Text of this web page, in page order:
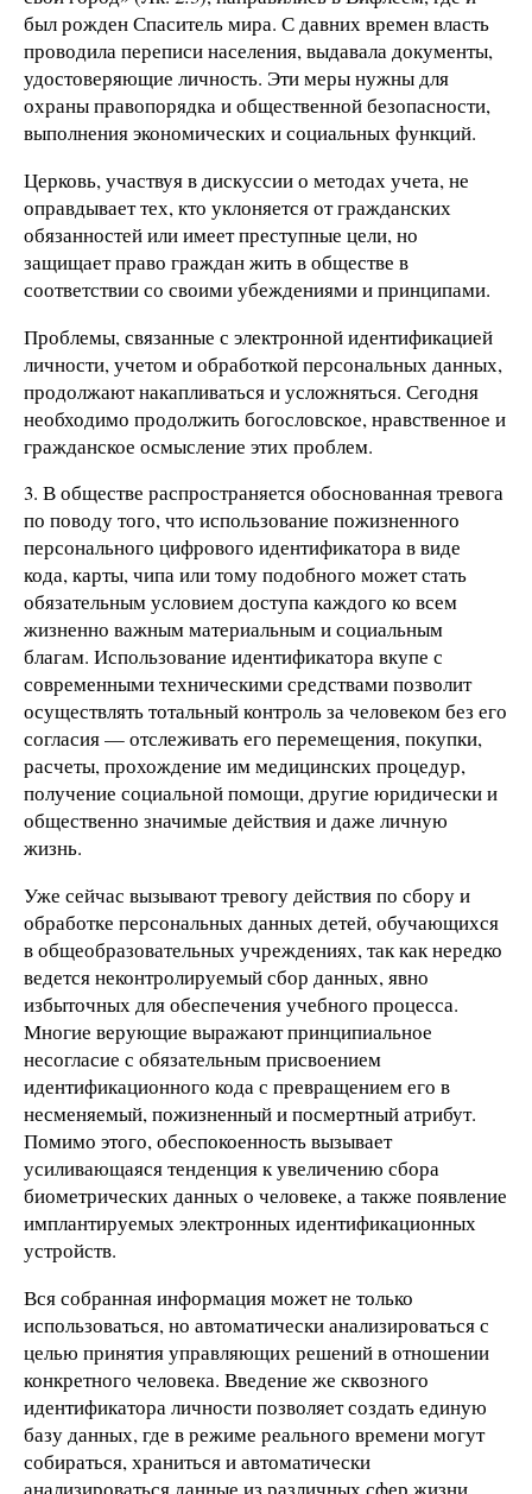
был рожден Спаситель мира. С давних времен власть
проводила переписи населения, выдавала документы,
удостоверяющие личность. Эти меры нужны для
охраны правопорядка и общественной безопасности,
выполнения экономических и социальных функций.
Церковь, участвуя в дискуссии о методах учета, не
оправдывает тех, кто уклоняется от гражданских
обязанностей или имеет преступные цели, но
защищает право граждан жить в обществе в
соответствии со своими убеждениями и принципами.
Проблемы, связанные с электронной идентификацией
личности, учетом и обработкой персональных данных,
продолжают накапливаться и усложняться. Сегодня
необходимо продолжить богословское, нравственное и
гражданское осмысление этих проблем.
3. В обществе распространяется обоснованная тревога
по поводу того, что использование пожизненного
персонального цифрового идентификатора в виде
кода, карты, чипа или тому подобного может стать
обязательным условием доступа каждого ко всем
жизненно важным материальным и социальным
благам. Использование идентификатора вкупе с
современными техническими средствами позволит
осуществлять тотальный контроль за человеком без его
согласия — отслеживать его перемещения, покупки,
расчеты, прохождение им медицинских процедур,
получение социальной помощи, другие юридически и
общественно значимые действия и даже личную
жизнь.
Уже сейчас вызывают тревогу действия по сбору и
обработке персональных данных детей, обучающихся
в общеобразовательных учреждениях, так как нередко
ведется неконтролируемый сбор данных, явно
избыточных для обеспечения учебного процесса.
Многие верующие выражают принципиальное
несогласие с обязательным присвоением
идентификационного кода с превращением его в
несменяемый, пожизненный и посмертный атрибут.
Помимо этого, обеспокоенность вызывает
усиливающаяся тенденция к увеличению сбора
биометрических данных о человеке, а также появление
имплантируемых электронных идентификационных
устройств.
Вся собранная информация может не только
использоваться, но автоматически анализироваться с
целью принятия управляющих решений в отношении
конкретного человека. Введение же сквозного
идентификатора личности позволяет создать единую
базу данных, где в режиме реального времени могут
собираться, храниться и автоматически